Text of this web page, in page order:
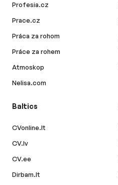
Profesia.cz
Prace.cz
Práca za rohom
Práce za rohem
Atmoskop
Nelisa.com
Baltics
CVonline.lt
CV.lv
CV.ee
Dirbam.lt